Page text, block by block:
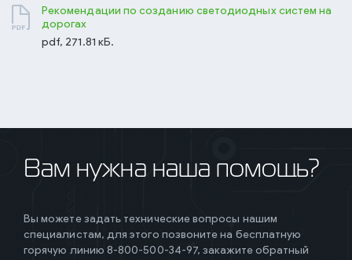
Рекомендации по созданию светодиодных систем на
дорогах
pdf, 271.81 кБ.
Вам нужна наша помощь?
Вы можете задать технические вопросы нашим
специалистам, для этого позвоните на бесплатную
горячую линию 8-800-500-34-97, закажите обратный